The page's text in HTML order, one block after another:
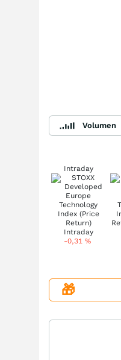
Volumen
Intraday
-0,31 %
🎁